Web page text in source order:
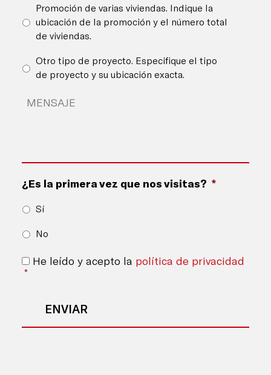
Promoción de varias viviendas. Indique la
ubicación de la promoción y el número total
de viviendas.
Otro tipo de proyecto. Especifique el tipo
de proyecto y su ubicación exacta.
Detalles
¿Es la primera vez que nos visitas? *
Sí
No
Consentimiento *
He leído y acepto la política de privacidad
*